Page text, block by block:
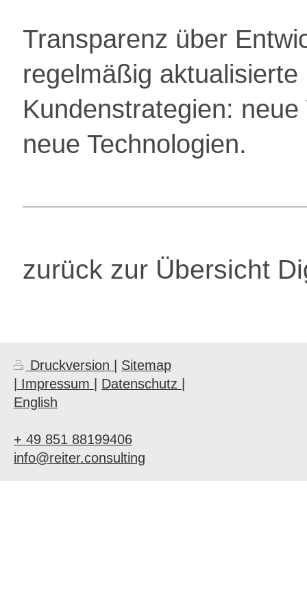
Transparenz über
regelmäßig
Kundenstrategien:
neue Technologien.
zurück zur Übersicht
Druckversion
Sitemap
| Impressum |
Datenschutz |
English
+ 49 851 88199406
info@reiter.consulting